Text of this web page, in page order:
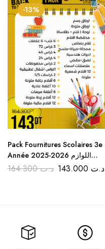
-13%
Pack Fournitures Scolaires 3e
Année 2025-2026 اللوازم
المدرسية للسنة الثالثة ابتدائي
د.ت164.300 د.ت